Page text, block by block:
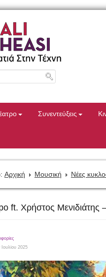
Συνεντεύξεις
Αρχική Μουσική Νέες
ft. Χρήστος Μενιδιάτης
2025